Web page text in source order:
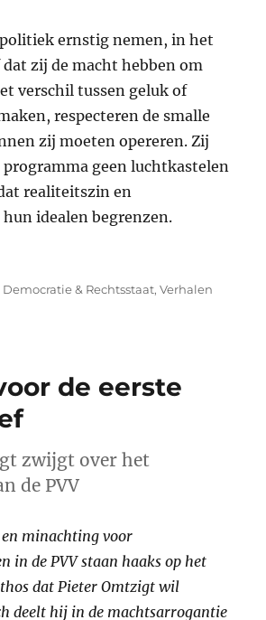
ernstig nemen, in het
zij de macht hebben om
verschil tussen geluk of
respecteren de smalle
zij moeten opereren. Zij
geen luchtkastelen
realiteitszin en
idealen begrenzen.
in het variété”
Categorieën
Democratie & Rechtsstaat,Verhalen
de eerste
zwijgt over het
de PVV
minachting voor
in de PVV staan haaks op het
dat Pieter Omtzigt wil
deelt hij in de machtsarrogantie